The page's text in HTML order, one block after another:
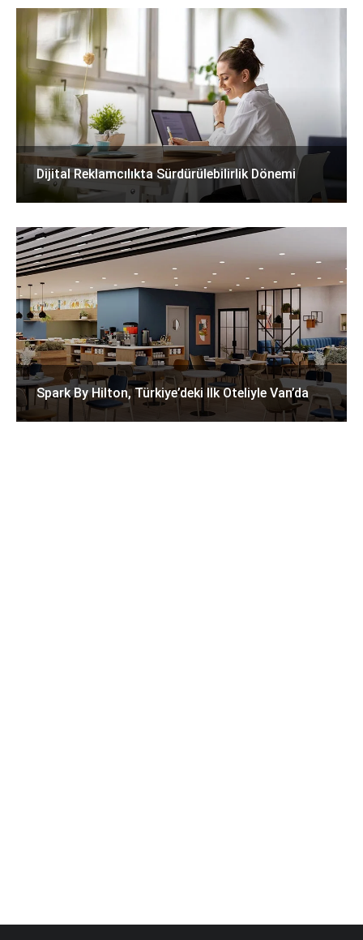
Dijital Reklamcılıkta Sürdürülebilirlik Dönemi
Spark By Hilton, Türkiye’deki Ilk Oteliyle Van’da